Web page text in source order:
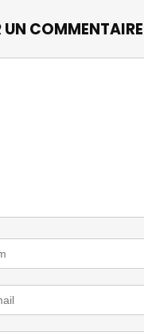
UN COMMENTAIRE